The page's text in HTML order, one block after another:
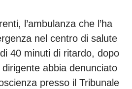
l’ambulanza che l’ha
nel centro di salute
40 minuti di ritardo, dopo
abbia denunciato
presso il Tribunale